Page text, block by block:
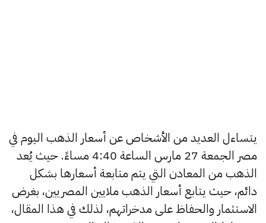
يتساءل العديد من الأشخاص عن أسعار الذهب اليوم في
مصر الجمعة 27 مارس الساعة 4:40 مساءً. حيث يُعد
الذهب من المعادن التي يتم متابعة أسعارها بشكل
دائم، حيث يتابع أسعار الذهب ملايين المصريين، بغرض
الاستثمار والحفاظ على مدخراتهم، لذلك في هذا المقال،